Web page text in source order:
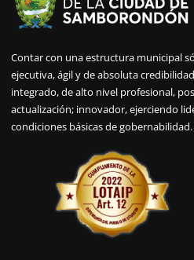
Contar con una estructura municipal
ejecutiva, ágil y de absoluta
integrado, de alto nivel profesional,
actualización; innovador, ejerciendo
condiciones básicas de gobernabilidad.